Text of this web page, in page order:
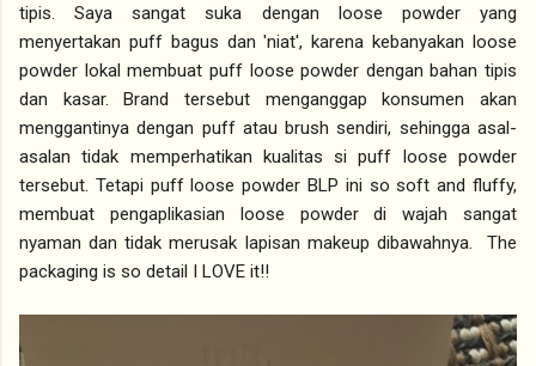
tipis. Saya sangat suka dengan loose powder yang
menyertakan puff bagus dan 'niat', karena kebanyakan loose
powder lokal membuat puff loose powder dengan bahan tipis
dan kasar. Brand tersebut menganggap konsumen akan
menggantinya dengan puff atau brush sendiri, sehingga asal-
asalan tidak memperhatikan kualitas si puff loose powder
tersebut. Tetapi puff loose powder BLP ini so soft and fluffy,
membuat pengaplikasian loose powder di wajah sangat
nyaman dan tidak merusak lapisan makeup dibawahnya. The
packaging is so detail I LOVE it!!